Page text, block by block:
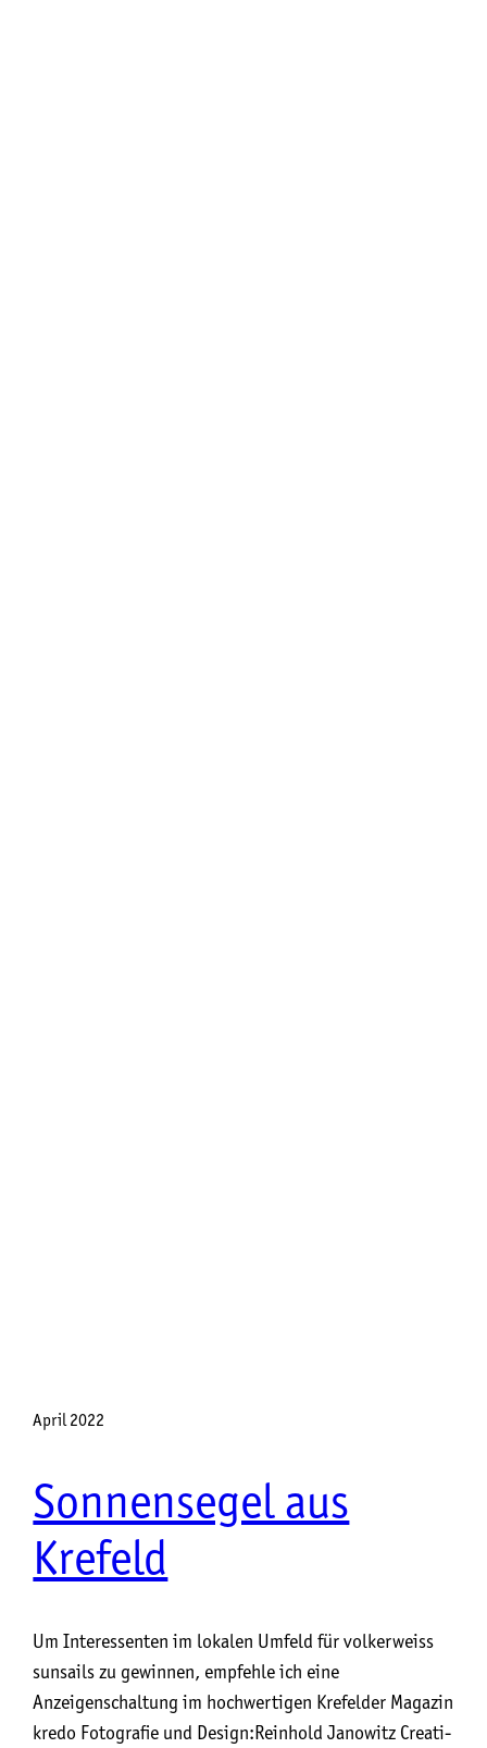
April 2022
Sonnensegel aus
Krefeld
Um Interessenten im lokalen Umfeld für volkerweiss
sunsails zu gewinnen, empfehle ich eine
Anzeigenschaltung im hochwertigen Krefelder Magazin
kredo Foto­gra­fie und Design:Rein­hold Jano­witz Crea­ti­